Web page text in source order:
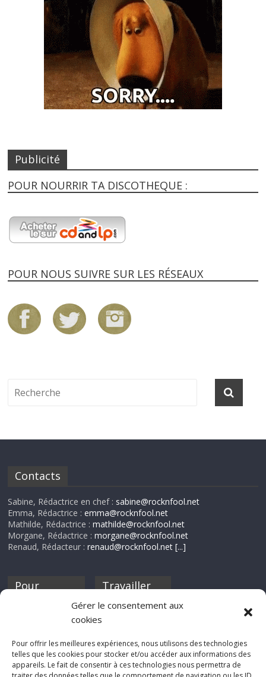
Gérer le consentement aux
cookies
Pour offrir les meilleures expériences, nous utilisons des technologies
telles que les cookies pour stocker et/ou accéder aux informations des
appareils. Le fait de consentir à ces technologies nous permettra de
Publicité
POUR NOURRIR TA DISCOTHEQUE :
POUR NOUS SUIVRE SUR LES RÉSEAUX
Contacts
Sabine, Rédactrice en chef : sabine@rocknfool.net
Emma, Rédactrice :emma@rocknfool.net
Mathilde, Rédactrice :mathilde@rocknfool.net
Morgane, Rédactrice :morgane@rocknfool.net
Renaud, Rédacteur :renaud@rocknfool.net [...]
Pour
discothèque
Travailler
Si tu souhaites
Rocknfool, n'hésite
pas à nous envoyer
tes chroniques de